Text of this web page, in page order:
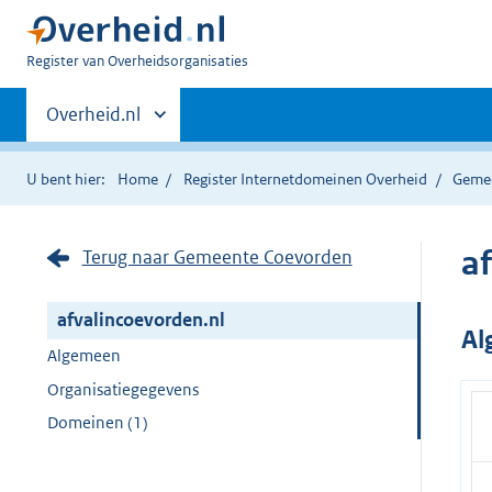
U
Register van Overheidsorganisaties
Primaire
navigatie
Andere
sites
binnen
Overheid.nl
U bent hier: Home Register Internetdomeinen Overheid
Terug naar Gemeente Coevorden
afvalincoevorden.nl
Algemeen
Organisatiegegevens
Domeinen (1)